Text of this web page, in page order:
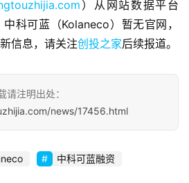
稿
）从网站数据平台
中科可蓝（Kolaneco）暂无官网，
信息，请关注创投之家后续报道。
请注明出处：
news/17456.html
中科可蓝融资